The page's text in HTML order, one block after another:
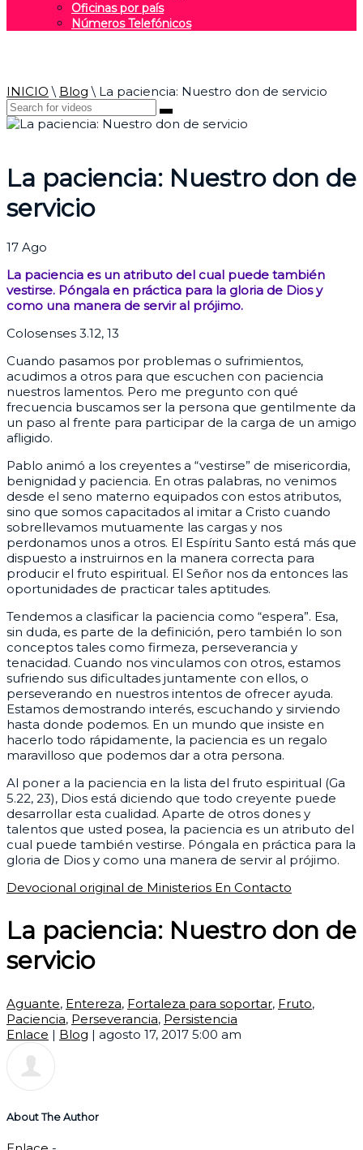
Oficinas por país
Números Telefónicos
INICIO \ Blog \ La paciencia: Nuestro don de servicio
La paciencia: Nuestro don de
servicio
17 Ago
La paciencia es un atributo del cual puede también
vestirse. Póngala en práctica para la gloria de Dios y
como una manera de servir al prójimo.
Colosenses 3.12, 13
Cuando pasamos por problemas o sufrimientos,
acudimos a otros para que escuchen con paciencia
nuestros lamentos. Pero me pregunto con qué
frecuencia buscamos ser la persona que gentilmente da
un paso al frente para participar de la carga de un amigo
afligido.
Pablo animó a los creyentes a “vestirse” de misericordia,
benignidad y paciencia. En otras palabras, no venimos
desde el seno materno equipados con estos atributos,
sino que somos capacitados al imitar a Cristo cuando
sobrellevamos mutuamente las cargas y nos
perdonamos unos a otros. El Espíritu Santo está más que
dispuesto a instruirnos en la manera correcta para
producir el fruto espiritual. El Señor nos da entonces las
oportunidades de practicar tales aptitudes.
Tendemos a clasificar la paciencia como “espera”. Esa,
sin duda, es parte de la definición, pero también lo son
conceptos tales como firmeza, perseverancia y
tenacidad. Cuando nos vinculamos con otros, estamos
sufriendo sus dificultades juntamente con ellos, o
perseverando en nuestros intentos de ofrecer ayuda.
Estamos demostrando interés, escuchando y sirviendo
hasta donde podemos. En un mundo que insiste en
hacerlo todo rápidamente, la paciencia es un regalo
maravilloso que podemos dar a otra persona.
Al poner a la paciencia en la lista del fruto espiritual (Ga
5.22, 23), Dios está diciendo que todo creyente puede
desarrollar esta cualidad. Aparte de otros dones y
talentos que usted posea, la paciencia es un atributo del
cual puede también vestirse. Póngala en práctica para la
gloria de Dios y como una manera de servir al prójimo.
Devocional original de Ministerios En Contacto
La paciencia: Nuestro don de
servicio
Aguante, Entereza, Fortaleza para soportar, Fruto,
Paciencia, Perseverancia, Persistencia
Enlace | Blog | agosto 17, 2017 5:00 am
About The Author